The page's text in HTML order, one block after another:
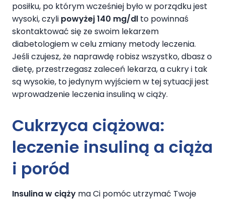
posiłku, po którym wcześniej było w porządku jest
wysoki, czyli powyżej 140 mg/dl to powinnaś
skontaktować się ze swoim lekarzem
diabetologiem w celu zmiany metody leczenia.
Jeśli czujesz, że naprawdę robisz wszystko, dbasz o
dietę, przestrzegasz zaleceń lekarza, a cukry i tak
są wysokie, to jedynym wyjściem w tej sytuacji jest
wprowadzenie leczenia insuliną w ciąży.
Cukrzyca ciążowa:
leczenie insuliną a ciąża
i poród
Insulina w ciąży ma Ci pomóc utrzymać Twoje